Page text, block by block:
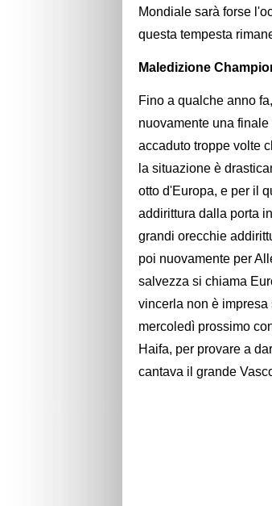
Mondiale sarà forse
questa tempesta
Maledizione
Fino a qualche anno
nuovamente una finale
accaduto troppe volte
la situazione è
otto d'Europa, e per il
addirittura dalla porta
grandi orecchie
poi nuovamente per
salvezza si chiama
vincerla non è
mercoledì prossimo
Haifa, per provare a
cantava il grande